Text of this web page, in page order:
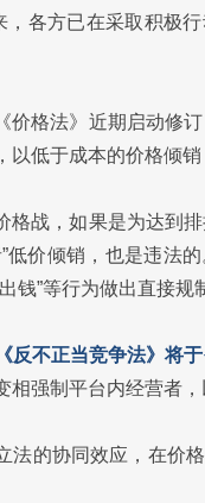
，各方已在采取积极
价格法》近期启动修
以低于成本的价格倾
格战，如果是为达到
低价倾销，也是违法
钱”等行为做出直接规
反不正当竞争法》将
相强制平台内经营者
法的协同效应，在价